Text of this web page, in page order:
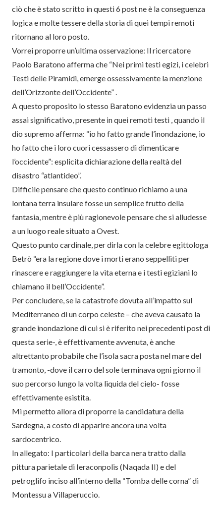
ciò che è stato scritto in questi 6 post ne è la conseguenza
logica e molte tessere della storia di quei tempi remoti
ritornano al loro posto.
Vorrei proporre un’ultima osservazione: Il ricercatore
Paolo Baratono afferma che “Nei primi testi egizi, i celebri
Testi delle Piramidi, emerge ossessivamente la menzione
dell’Orizzonte dell’Occidente” .
A questo proposito lo stesso Baratono evidenzia un passo
assai significativo, presente in quei remoti testi , quando il
dio supremo afferma: “io ho fatto grande l’inondazione, io
ho fatto che i loro cuori cessassero di dimenticare
l’occidente”: esplicita dichiarazione della realtà del
disastro “atlantideo”.
Difficile pensare che questo continuo richiamo a una
lontana terra insulare fosse un semplice frutto della
fantasia, mentre è più ragionevole pensare che si alludesse
a un luogo reale situato a Ovest.
Questo punto cardinale, per dirla con la celebre egittologa
Betrò “era la regione dove i morti erano seppelliti per
rinascere e raggiungere la vita eterna e i testi egiziani lo
chiamano il bell’Occidente”.
Per concludere, se la catastrofe dovuta all’impatto sul
Mediterraneo di un corpo celeste – che aveva causato la
grande inondazione di cui si è riferito nei precedenti post di
questa serie-, è effettivamente avvenuta, è anche
altrettanto probabile che l’isola sacra posta nel mare del
tramonto, -dove il carro del sole terminava ogni giorno il
suo percorso lungo la volta liquida del cielo- fosse
effettivamente esistita.
Mi permetto allora di proporre la candidatura della
Sardegna, a costo di apparire ancora una volta
sardocentrico.
In allegato: I particolari della barca nera tratto dalla
pittura parietale di Ieraconpolis (Naqada II) e del
petroglifo inciso all’interno della “Tomba delle corna” di
Montessu a Villaperuccio.